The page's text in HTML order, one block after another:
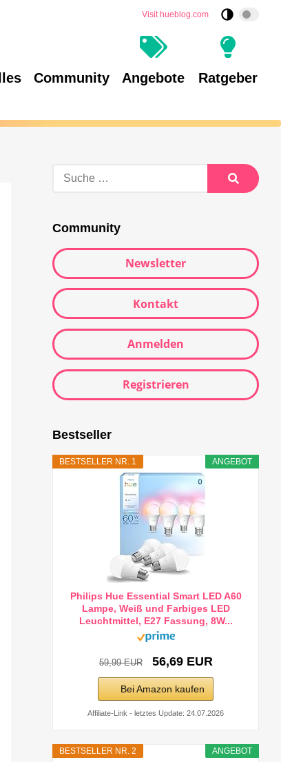
Visit hueblog.com
Community Angebote Ratgeber
Community
Newsletter
Kontakt
Anmelden
Registrieren
Bestseller
ANGEBOT
BESTSELLER NR. 1
Philips Hue Essential Smart LED A60
Lampe, Weiß und Farbiges LED
Leuchtmittel, E27 Fassung, 8W...
59,99 EUR 56,69 EUR
Bei Amazon kaufen
Affiliate-Link - letztes Update: 24.07.2026
ANGEBOT
BESTSELLER NR. 2